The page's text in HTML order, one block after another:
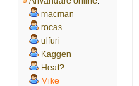
macman
rocas
ulfuri
Kaggen
Heat?
Mike